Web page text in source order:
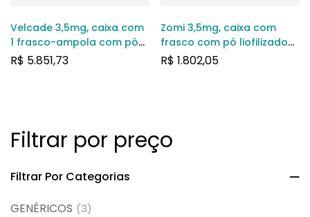
Filtrar por preço
Filtrar Por Categorias
GENÉRICOS (3)
Velcade 3,5mg, caixa com
1 frasco-ampola com pó
para solução de uso
R$ 5.851,73
Zomi 3,5mg, caixa com
frasco com pó liofilizado
para solução injetável
R$ 1.802,05